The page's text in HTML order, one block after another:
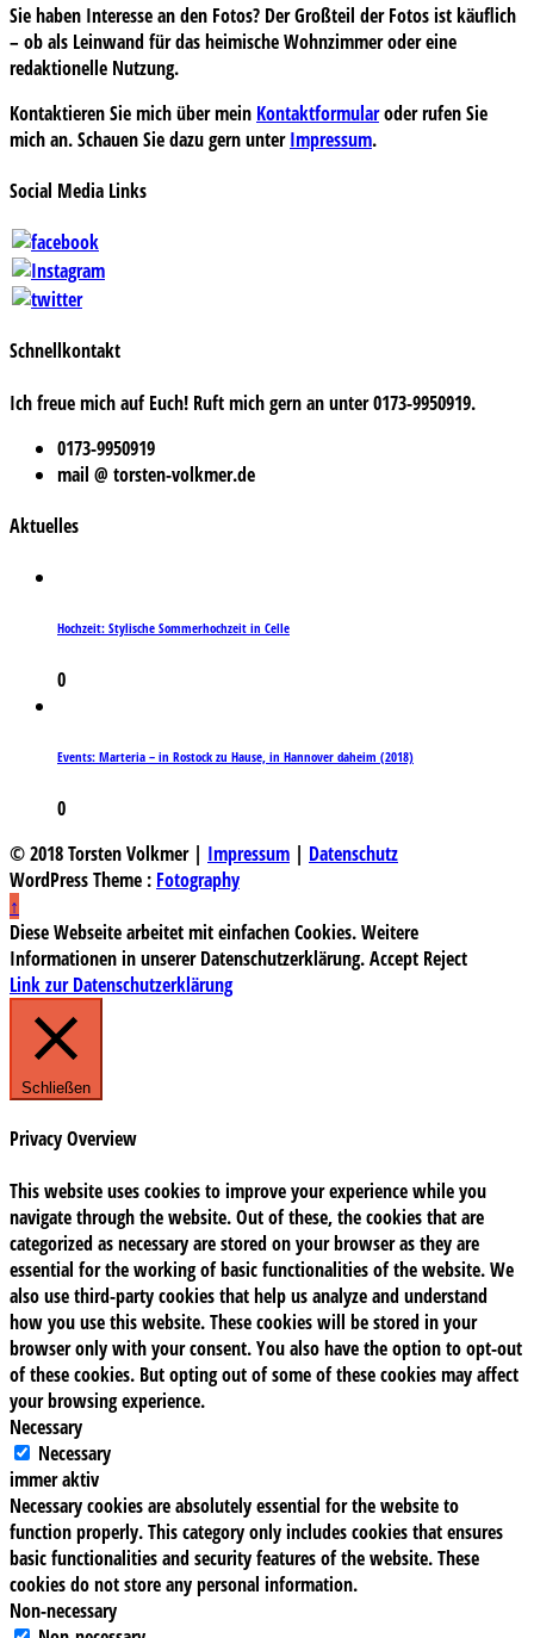
Sie haben Interesse an den Fotos? Der Großteil der Fotos ist käuflich
– ob als Leinwand für das heimische Wohnzimmer oder eine
redaktionelle Nutzung.
Kontaktieren Sie mich über mein Kontaktformularoder rufen Sie
mich an. Schauen Sie dazu gern unterImpressum.
Social Media Links
Schnellkontakt
Ich freue mich auf Euch! Ruft mich gern an unter 0173-9950919.
0173-9950919
mail @ torsten-volkmer.de
Aktuelles
Hochzeit: Stylische Sommerhochzeit in Celle
0
Events: Marteria – in Rostock zu Hause, in Hannover daheim (2018)
0
© 2018 Torsten Volkmer | Impressum | Datenschutz
WordPress Theme : Fotography
↑
Diese Webseite arbeitet mit einfachen Cookies. Weitere
Informationen in unserer Datenschutzerklärung.Accept Reject
Link zur Datenschutzerklärung
Schließen
Privacy Overview
This website uses cookies to improve your experience while you
navigate through the website. Out of these, the cookies that are
categorized as necessary are stored on your browser as they are
essential for the working of basic functionalities of the website. We
also use third-party cookies that help us analyze and understand
how you use this website. These cookies will be stored in your
browser only with your consent. You also have the option to opt-out
of these cookies. But opting out of some of these cookies may affect
your browsing experience.
Necessary
Necessary
immer aktiv
Necessary cookies are absolutely essential for the website to
function properly. This category only includes cookies that ensures
basic functionalities and security features of the website. These
cookies do not store any personal information.
Non-necessary